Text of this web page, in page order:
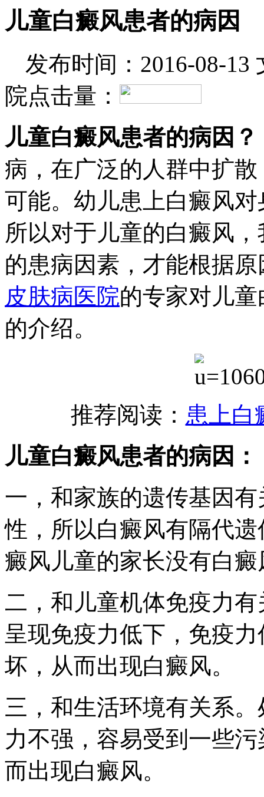
儿童白癜风患者的病因
发布时间：2016-08-13
院点击量：
儿童白癜风患者的病因？
病，在广泛的人群中扩
可能。幼儿患上白癜风
所以对于儿童的白癜风
的患病因素，才能根据
皮肤病医院的专家对儿
的介绍。
推荐阅读： 患上白
儿童白癜风患者的病因：
一，和家族的遗传基因
性，所以白癜风有隔代
癜风儿童的家长没有白
二，和儿童机体免疫力
呈现免疫力低下，免疫
坏，从而出现白癜风。
三，和生活环境有关系
力不强，容易受到一些
而出现白癜风。